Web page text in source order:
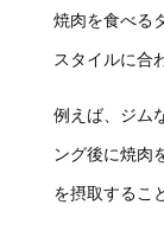
焼肉を食べる
スタイルに合
例えば、ジム
ング後に焼肉
を摂取するこ